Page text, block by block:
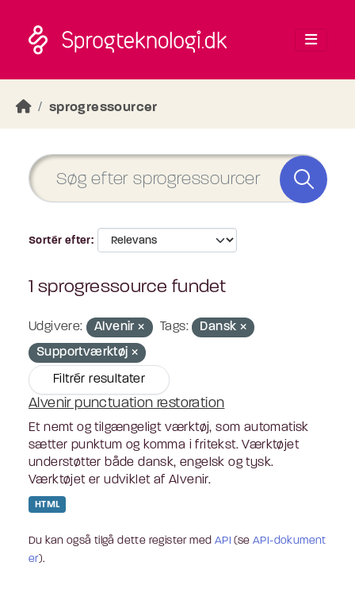
sprogressourcer
Sortér efter
1 sprogressource fundet
Udgivere: Alvenir Tags:
Dansk
Supportværktøj
Filtrér resultater
Alvenir punctuation restoration
Et nemt og tilgængeligt værktøj, som automatisk
sætter punktum og komma i fritekst. Værktøjet
understøtter både dansk, engelsk og tysk.
Værktøjet er udviklet af Alvenir.
HTML
Du kan også tilgå dette register med API (seAPI-dokument
er).